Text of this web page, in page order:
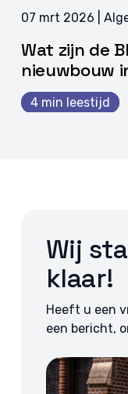
07 mrt 2026 |
Wat zijn de
nieuwbouw
4 min leestijd
Wij
klaar!
Heeft u een
een bericht,